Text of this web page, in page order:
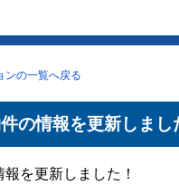
ンの一覧へ戻る
の情報を更新しま
を更新しました！